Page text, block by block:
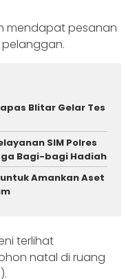
mendapat pesanan
Blitar Gelar Tes
SIM Polres
Bagi-bagi Hadiah
Amankan Aset
terlihat
natal di ruang